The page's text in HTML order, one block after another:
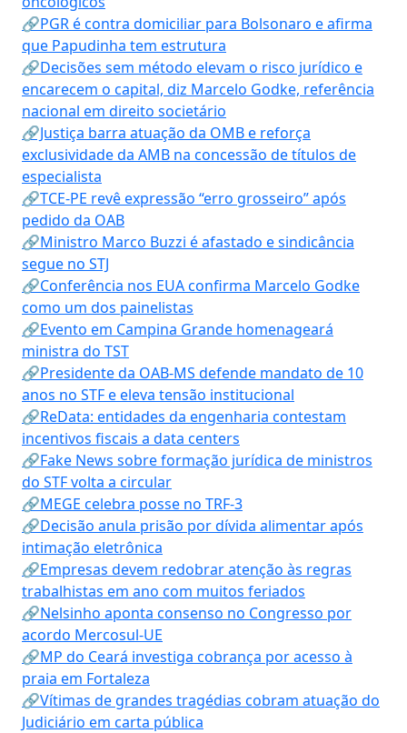
🔗PGR é contra domiciliar para Bolsonaro e afirma
que Papudinha tem estrutura
🔗Decisões sem método elevam o risco jurídico e
encarecem o capital, diz Marcelo Godke, referência
nacional em direito societário
🔗Justiça barra atuação da OMB e reforça
exclusividade da AMB na concessão de títulos de
especialista
🔗TCE-PE revê expressão “erro grosseiro” após
pedido da OAB
🔗Ministro Marco Buzzi é afastado e sindicância
segue no STJ
🔗Conferência nos EUA confirma Marcelo Godke
como um dos painelistas
🔗Evento em Campina Grande homenageará
ministra do TST
🔗Presidente da OAB-MS defende mandato de 10
anos no STF e eleva tensão institucional
🔗ReData: entidades da engenharia contestam
incentivos fiscais a data centers
🔗Fake News sobre formação jurídica de ministros
do STF volta a circular
🔗MEGE celebra posse no TRF-3
🔗Decisão anula prisão por dívida alimentar após
intimação eletrônica
🔗Empresas devem redobrar atenção às regras
trabalhistas em ano com muitos feriados
🔗Nelsinho aponta consenso no Congresso por
acordo Mercosul-UE
🔗MP do Ceará investiga cobrança por acesso à
praia em Fortaleza
🔗Vítimas de grandes tragédias cobram atuação do
Judiciário em carta pública